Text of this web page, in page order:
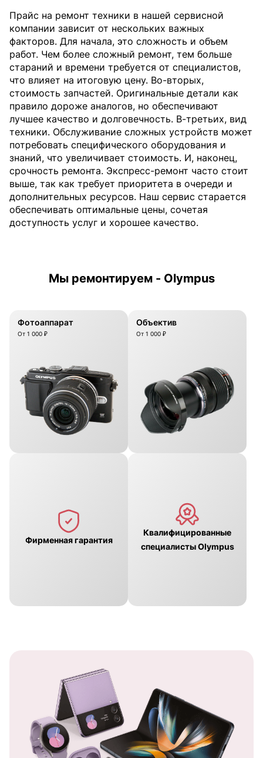
Прайс на ремонт техники в нашей сервисной
компании зависит от нескольких важных
факторов. Для начала, это сложность и объем
работ. Чем более сложный ремонт, тем больше
стараний и времени требуется от специалистов,
что влияет на итоговую цену. Во-вторых,
стоимость запчастей. Оригинальные детали как
правило дороже аналогов, но обеспечивают
лучшее качество и долговечность. В-третьих, вид
техники. Обслуживание сложных устройств может
потребовать специфического оборудования и
знаний, что увеличивает стоимость. И, наконец,
срочность ремонта. Экспресс-ремонт часто стоит
выше, так как требует приоритета в очереди и
дополнительных ресурсов. Наш сервис старается
обеспечивать оптимальные цены, сочетая
доступность услуг и хорошее качество.
Мы ремонтируем - Olympus
Фотоаппарат
От 1 000 ₽
Объектив
От 1 000 ₽
Фирменная гарантия
Квалифицированные
специалисты Olympus